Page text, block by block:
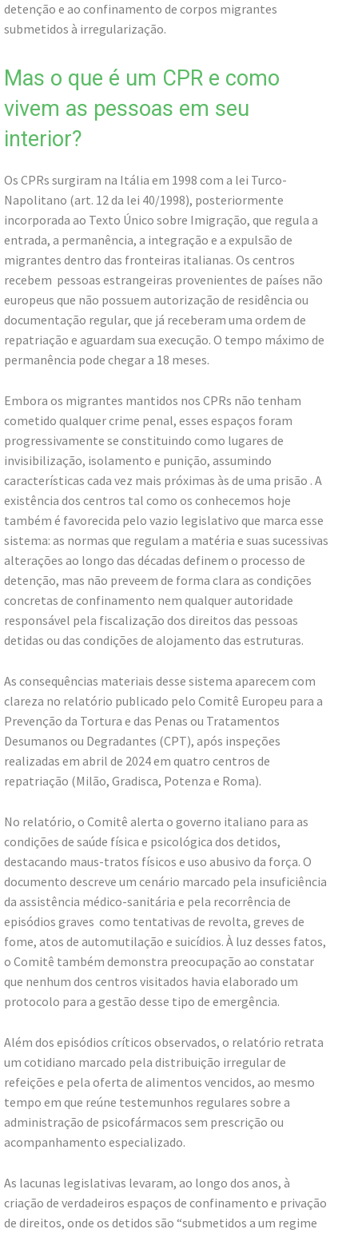
detenção e ao confinamento de corpos migrantes
submetidos à irregularização.
Mas o que é um CPR e como
vivem as pessoas em seu
interior?
Os CPRs surgiram na Itália em 1998 com a lei Turco-
Napolitano (art. 12 da lei 40/1998), posteriormente
incorporada ao Texto Único sobre Imigração, que regula a
entrada, a permanência, a integração e a expulsão de
migrantes dentro das fronteiras italianas. Os centros
recebem pessoas estrangeiras provenientes de países não
europeus que não possuem autorização de residência ou
documentação regular, que já receberam uma ordem de
repatriação e aguardam sua execução. O tempo máximo de
permanência pode chegar a 18 meses.
Embora os migrantes mantidos nos CPRs não tenham
cometido qualquer crime penal, esses espaços foram
progressivamente se constituindo como lugares de
invisibilização, isolamento e punição, assumindo
características cada vez mais próximas às de uma prisão . A
existência dos centros tal como os conhecemos hoje
também é favorecida pelo vazio legislativo que marca esse
sistema: as normas que regulam a matéria e suas sucessivas
alterações ao longo das décadas definem o processo de
detenção, mas não preveem de forma clara as condições
concretas de confinamento nem qualquer autoridade
responsável pela fiscalização dos direitos das pessoas
detidas ou das condições de alojamento das estruturas.
As consequências materiais desse sistema aparecem com
clareza no relatório publicado pelo Comitê Europeu para a
Prevenção da Tortura e das Penas ou Tratamentos
Desumanos ou Degradantes (CPT), após inspeções
realizadas em abril de 2024 em quatro centros de
repatriação (Milão, Gradisca, Potenza e Roma).
No relatório, o Comitê alerta o governo italiano para as
condições de saúde física e psicológica dos detidos,
destacando maus-tratos físicos e uso abusivo da força. O
documento descreve um cenário marcado pela insuficiência
da assistência médico-sanitária e pela recorrência de
episódios graves como tentativas de revolta, greves de
fome, atos de automutilação e suicídios. À luz desses fatos,
o Comitê também demonstra preocupação ao constatar
que nenhum dos centros visitados havia elaborado um
protocolo para a gestão desse tipo de emergência.
Além dos episódios críticos observados, o relatório retrata
um cotidiano marcado pela distribuição irregular de
refeições e pela oferta de alimentos vencidos, ao mesmo
tempo em que reúne testemunhos regulares sobre a
administração de psicofármacos sem prescrição ou
acompanhamento especializado.
As lacunas legislativas levaram, ao longo dos anos, à
criação de verdadeiros espaços de confinamento e privação
de direitos, onde os detidos são “submetidos a um regime